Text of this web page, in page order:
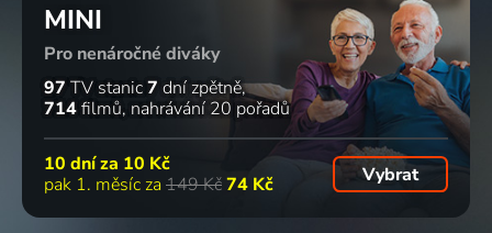
MINI
Pro nenáročné diváky
97 TV stanic7 dní zpětně
714filmů nahrávání 20 pořadů
10 dní za 10 Kč
pak 1. měsíc za 149 Kč74 Kč Vybrat